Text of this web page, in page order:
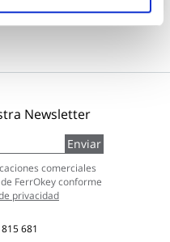
Newsletter
Enviar
comerciales
FerrOkey conforme
privacidad
681